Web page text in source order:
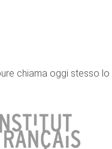
chiama oggi stesso lo